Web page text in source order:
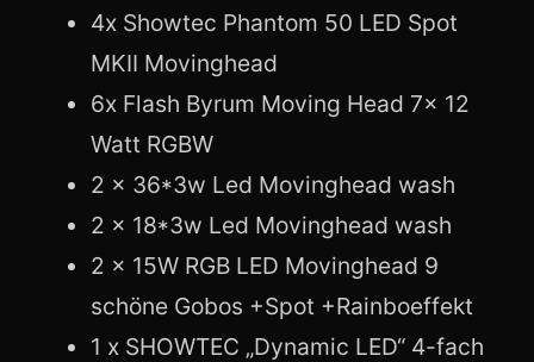
4x Showtec Phantom 50 LED Spot
MKII Movinghead
6x Flash Byrum Moving Head 7x 12
Watt RGBW
2 x 36*3w Led Movinghead wash
2 x 18*3w Led Movinghead wash
2 x 15W RGB LED Movinghead 9
schöne Gobos +Spot +Rainboeffekt
1 x SHOWTEC „Dynamic LED“ 4-fach